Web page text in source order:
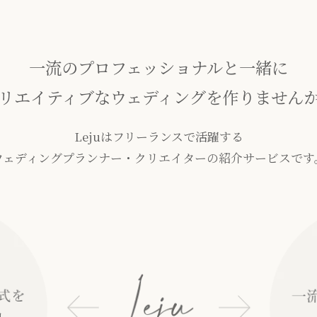
一流のプロフェッショナルと一緒に
エイティブなウェディングを作りません
Lejuはフリーランスで活躍する
ェディングプランナー・クリエイターの紹介サービスです